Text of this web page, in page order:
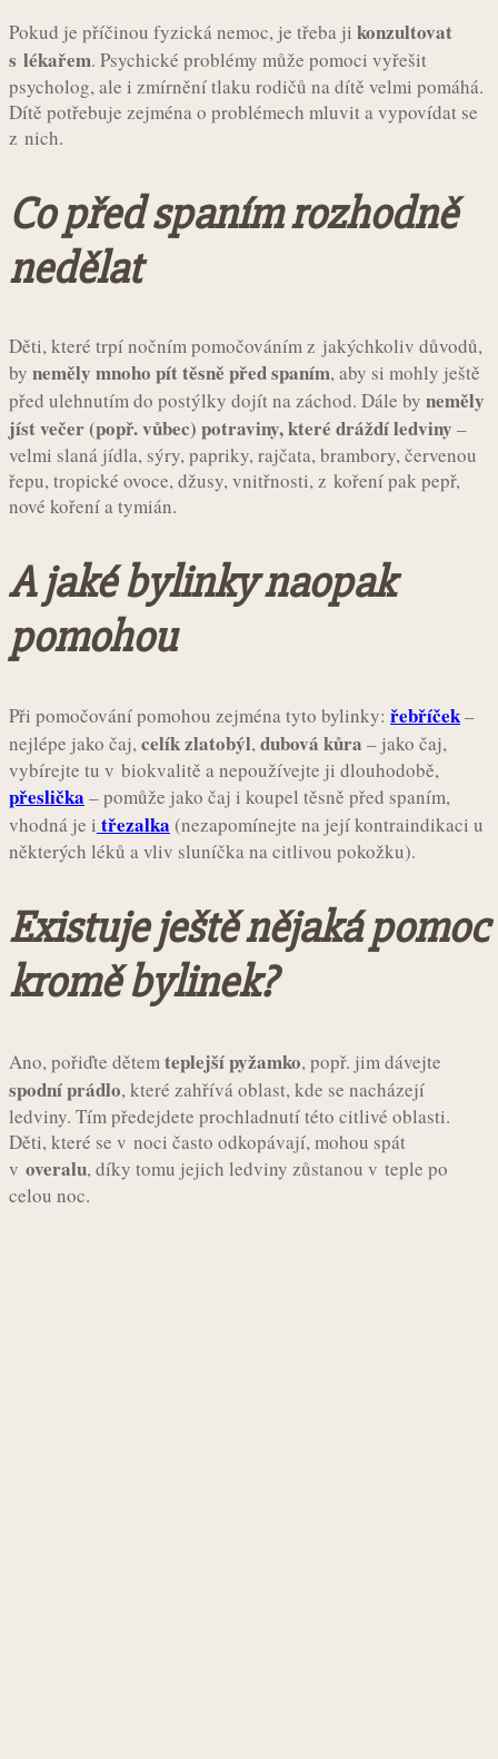
Pokud je příčinou fyzická nemoc, je třeba ji konzultovat
s lékařem. Psychické problémy může pomoci vyřešit
psycholog, ale i zmírnění tlaku rodičů na dítě velmi pomáhá.
Dítě potřebuje zejména o problémech mluvit a vypovídat se
z nich.
Co před spaním rozhodně
nedělat
Děti, které trpí nočním pomočováním z jakýchkoliv důvodů,
by neměly mnoho pít těsně před spaním, aby si mohly ještě
před ulehnutím do postýlky dojít na záchod. Dále by neměly
jíst večer (popř. vůbec) potraviny, které dráždí ledviny –
velmi slaná jídla, sýry, papriky, rajčata, brambory, červenou
řepu, tropické ovoce, džusy, vnitřnosti, z koření pak pepř,
nové koření a tymián.
A jaké bylinky naopak
pomohou
Při pomočování pomohou zejména tyto bylinky: řebříček–
nejlépe jako čaj,celík zlatobýl,dubová kůra – jako čaj,
vybírejte tu v biokvalitě a nepoužívejte ji dlouhodobě,
přeslička – pomůže jako čaj i koupel těsně před spaním,
vhodná je i třezalka (nezapomínejte na její kontraindikaci u
některých léků a vliv sluníčka na citlivou pokožku).
Existuje ještě nějaká pomoc
kromě bylinek?
Ano, pořiďte dětemteplejší pyžamko, popř. jim dávejte
spodní prádlo, které zahřívá oblast, kde se nacházejí
ledviny. Tím předejdete prochladnutí této citlivé oblasti.
Děti, které se v noci často odkopávají, mohou spát
v overalu, díky tomu jejich ledviny zůstanou v teple po
celou noc.